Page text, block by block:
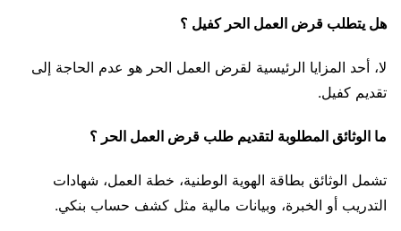
هل يتطلب قرض العمل الحر كفيل ؟
لا، أحد المزايا الرئيسية لقرض العمل الحر هو عدم الحاجة إلى
تقديم كفيل.
ما الوثائق المطلوبة لتقديم طلب قرض العمل الحر ؟
تشمل الوثائق بطاقة الهوية الوطنية، خطة العمل، شهادات
التدريب أو الخبرة، وبيانات مالية مثل كشف حساب بنكي.